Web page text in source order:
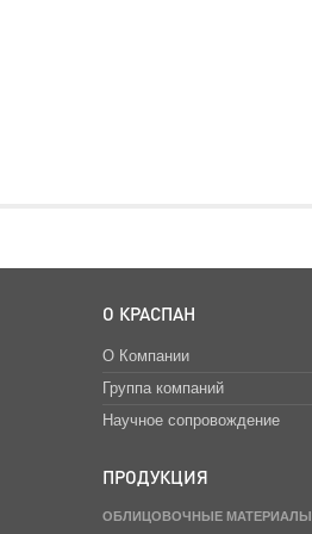
О КРАСПАН
О Компании
Группа компаний
Научное сопровождение
ПРОДУКЦИЯ
ОБЛИЦОВОЧНЫЕ МАТЕРИАЛЫ